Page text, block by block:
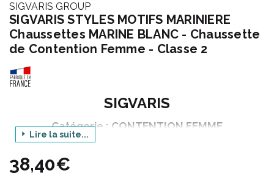
SIGVARIS GROUP
SIGVARIS STYLES MOTIFS MARINIERE
Chaussettes MARINE BLANC - Chaussette
de Contention Femme - Classe 2
SIGVARIS
Catégorie : CONTENTION FEMME
Gamme : STYLES
Déclinaison : MOTIFS MARINIERE
Lire la suite...
38,40€